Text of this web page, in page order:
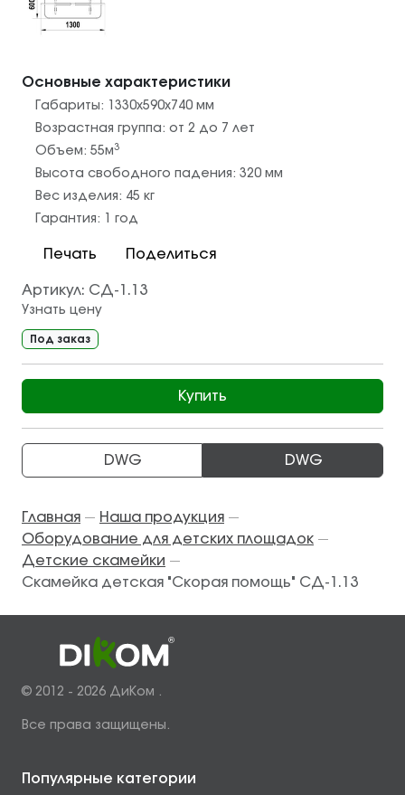
Основные характеристики
Габариты: 1330х590х740 мм
Возрастная группа: от 2 до 7 лет
Объем: 55м3
Высота свободного падения: 320мм
Вес изделия: 45 кг
Гарантия:
1 год
Печать Поделиться
Артикул: СД-1.13
Узнать цену
Под заказ
Купить
DWG DWG
Главная — Наша продукция —
Оборудование для детских площадок —
Детские скамейки —
Скамейка детская "Скорая помощь" СД-1.13
© 2012 - 2026 ДиКом .
Все права защищены.
Популярные категории